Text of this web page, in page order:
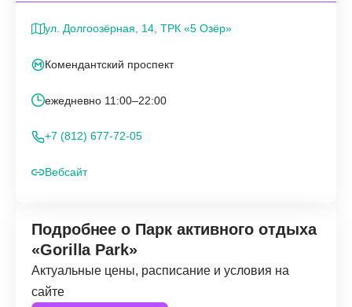
ул. Долгоозёрная, 14, ТРК «5 Озёр»
Комендантский проспект
ежедневно 11:00–22:00
+7 (812) 677-72-05
Вебсайт
Подробнее о Парк активного отдыха
«Gorilla Park»
Актуальные цены, расписание и условия на
сайте